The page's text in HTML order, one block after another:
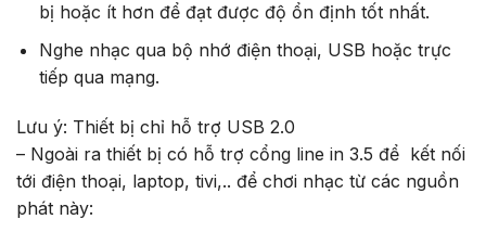
bị hoặc ít hơn để đạt được độ ổn định tốt nhất.
Nghe nhạc qua bộ nhớ điện thoại, USB hoặc trực
tiếp qua mạng.
Lưu ý: Thiết bị chỉ hỗ trợ USB 2.0
– Ngoài ra thiết bị có hỗ trợ cổng line in 3.5 để kết nối
tới điện thoại, laptop, tivi,.. để chơi nhạc từ các nguồn
phát này: